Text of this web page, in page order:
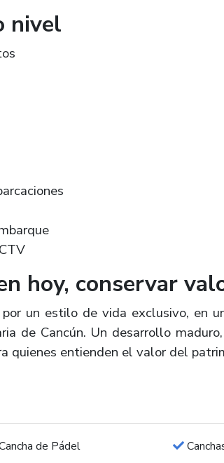
nivel
hoy, conservar
un estilo de vida exclusivo, en
de Cancún. Un desarrollo
quienes entienden el valor del
de Pádel